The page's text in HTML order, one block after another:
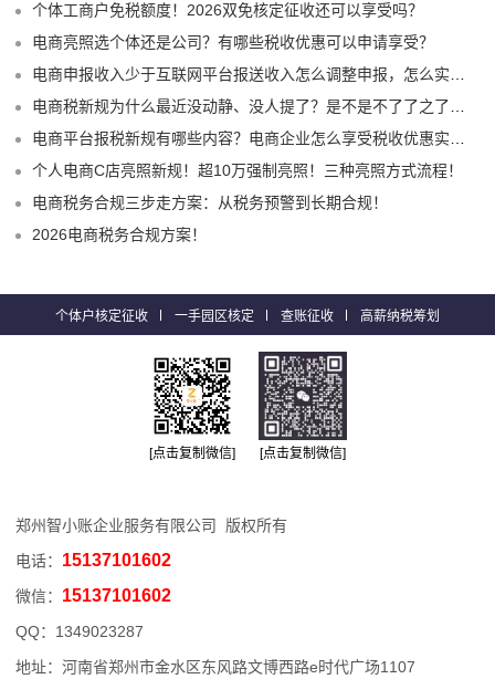
个体工商户免税额度！2026双免核定征收还可以享受吗？
电商亮照选个体还是公司？有哪些税收优惠可以申请享受？
电商申报收入少于互联网平台报送收入怎么调整申报，怎么实现合规申报享受税收优惠！
电商税新规为什么最近没动静、没人提了？是不是不了了之了嘛？
电商平台报税新规有哪些内容？电商企业怎么享受税收优惠实现税务合规？
个人电商C店亮照新规！超10万强制亮照！三种亮照方式流程！
电商税务合规三步走方案：从税务预警到长期合规！
2026电商税务合规方案！
个体户核定征收 一手园区核定 查账征收 高薪纳税筹划
[点击复制微信] [点击复制微信]
郑州智小账企业服务有限公司 版权所有
电话： 15137101602
微信： 15137101602
QQ： 1349023287
地址：河南省郑州市金水区东风路文博西路e时代广场1107